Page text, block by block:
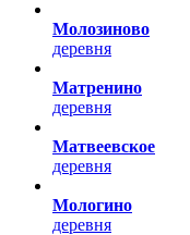
Молозиново
деревня
Матренино
деревня
Матвеевское
деревня
Мологино
деревня